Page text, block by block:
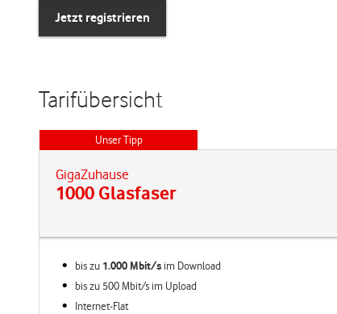
Jetzt registrieren
Tarifübersicht
Unser Tipp
GigaZuhause
1000 Glasfaser
bis zu 1.000 Mbit/s im Download
bis zu 500 Mbit/s im Upload
Internet-Flat